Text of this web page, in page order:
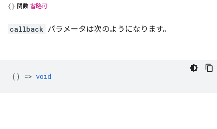
関数 省略可
callback パラメータは次のようになります。
() => void